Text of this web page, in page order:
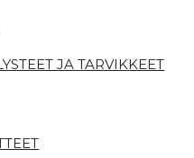
JA TARVIKKEET